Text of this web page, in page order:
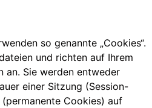
so genannte „Cookies“.
und richten auf Ihrem
an. Sie werden entweder
einer Sitzung (Session-
Cookies) auf